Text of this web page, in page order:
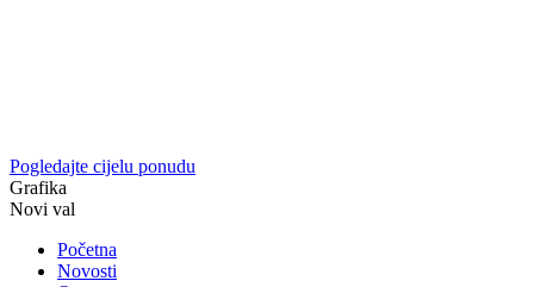
Pogledajte cijelu ponudu
Grafika
Novi val
Početna
Novosti